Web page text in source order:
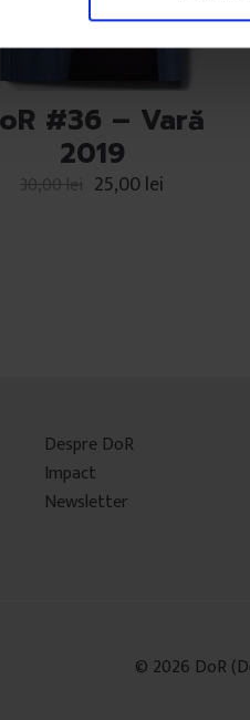
#36 – Vară
2019
30,00lei 25,00lei
Despre DoR
Impact
Newsletter
© 2026 DoR